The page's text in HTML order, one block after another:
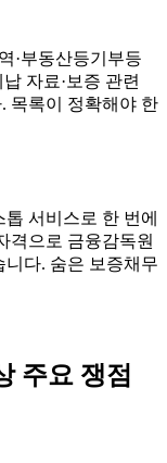
·부동산등기부등
자료·보증 관련
목록이 정확해야 한
서비스로 한 번에
격으로 금융감독원
다. 숨은 보증채무
주요 쟁점